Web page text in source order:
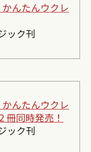
んたんウクレ
ック刊
んたんウクレ
冊同時発売！
ック刊